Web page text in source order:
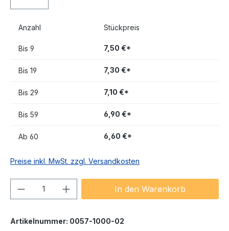
Anzahl Stückpreis
Bis 9 7,50 €*
Bis 19 7,30 €*
Bis 29 7,10 €*
Bis 59 6,90 €*
Ab 60 6,60 €*
Preise inkl. MwSt. zzgl. Versandkosten
Produkt Anzahl: Gib denIn den Warenkorb
Artikelnummer: 0057-1000-02